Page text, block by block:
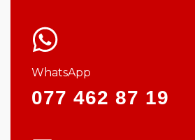
WhatsApp
077 462 87 19